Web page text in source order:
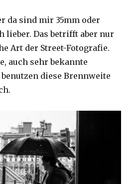
da sind mir 35mm oder
lieber. Das betrifft aber nur
Art der Street-Fotografie.
auch sehr bekannte
diese Brennweite